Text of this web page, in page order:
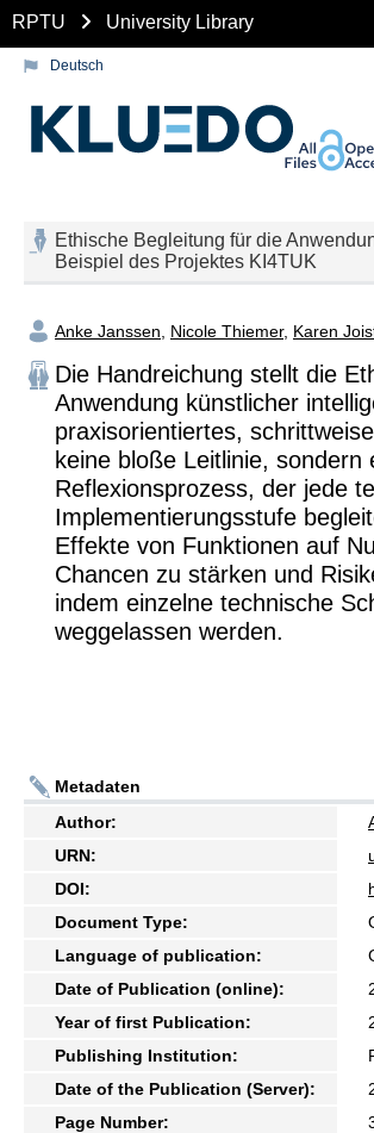
RPTU University Library
Deutsch
Ethische Begleitung für die
Beispiel des Projektes KI4TUK
Anke Janssen Nicole Thiemer, Karen
Die Handreichung stellt die
Anwendung künstlicher
praxisorientiertes,
keine bloße Leitlinie,
Reflexionsprozess, der jede
Implementierungsstufe
Effekte von Funktionen auf
Chancen zu stärken und
indem einzelne technische
weggelassen werden.
Metadaten
Author:
URN:
DOI:
Document Type:
Language of publication:
Date of Publication (online):
Year of first Publication:
Publishing Institution:
Date of the Publication (Server):
Page Number: